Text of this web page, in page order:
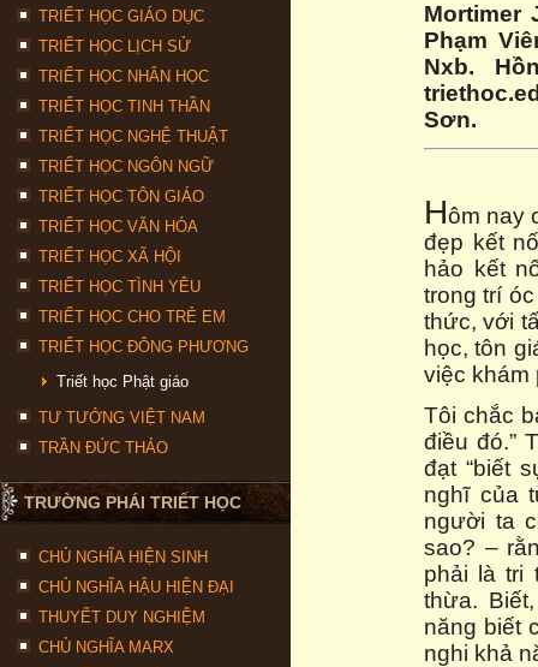
TRIẾT HỌC GIÁO DỤC
TRIẾT HỌC LỊCH SỬ
TRIẾT HỌC NHÂN HỌC
TRIẾT HỌC TINH THẦN
TRIẾT HỌC NGHỆ THUẬT
TRIẾT HỌC NGÔN NGỮ
TRIẾT HỌC TÔN GIÁO
TRIẾT HỌC VĂN HÓA
TRIẾT HỌC XÃ HỘI
TRIẾT HỌC TÌNH YÊU
TRIẾT HỌC CHO TRẺ EM
TRIẾT HỌC ĐÔNG PHƯƠNG
Triết học Phật giáo
TƯ TƯỞNG VIỆT NAM
TRẦN ĐỨC THẢO
TRƯỜNG PHÁI TRIẾT HỌC
CHỦ NGHĨA HIỆN SINH
CHỦ NGHĨA HẬU HIỆN ĐẠI
THUYẾT DUY NGHIỆM
CHỦ NGHĨA MARX
Mortimer
Phạm
Nxb.
Sơn.
Hôm nay
đẹp kết
hảo kết
trong trí
thức, với
học, tôn
việc khám
Tôi chắc
điều đó.”
đạt “biết
nghĩ của
người ta
sao? –
phải là tri
thừa.
năng biết
nghi khả